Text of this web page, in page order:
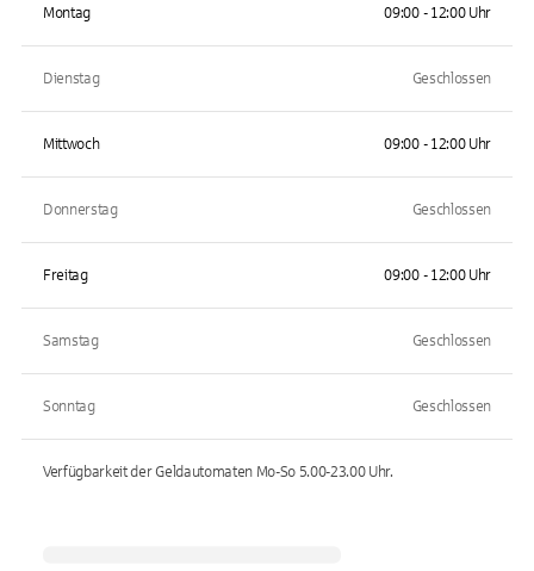
Montag 09:00 - 12:00 Uhr
Dienstag Geschlossen
Mittwoch 09:00 - 12:00 Uhr
Donnerstag Geschlossen
Freitag 09:00 - 12:00 Uhr
Samstag Geschlossen
Sonntag Geschlossen
Verfügbarkeit der Geldautomaten Mo-So 5.00-23.00Uhr.